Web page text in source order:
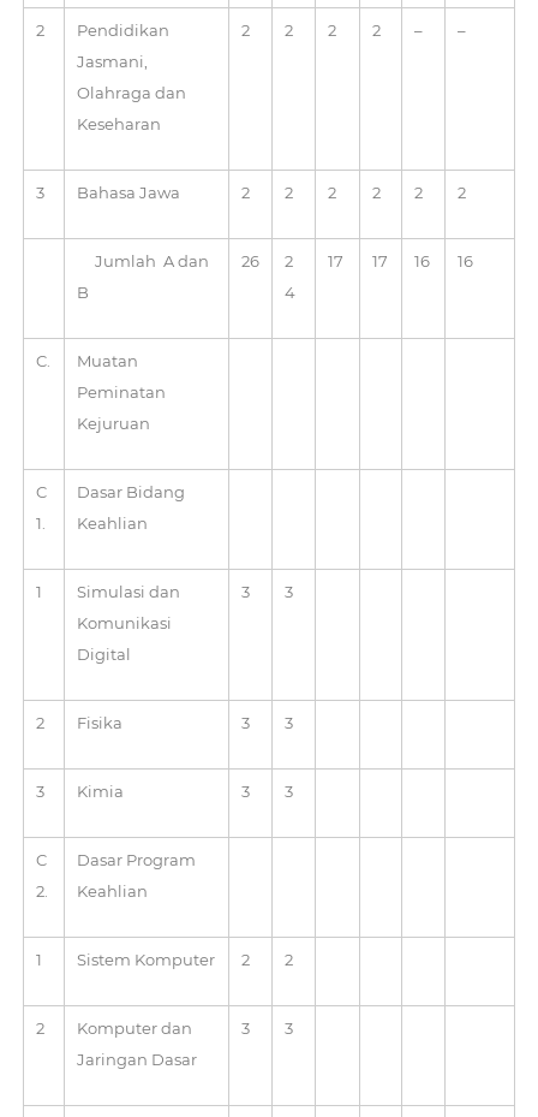
2
Pendidikan
Jasmani,
Olahraga dan
Keseharan
2 2 2 2 – –
3 Bahasa Jawa 2 2 2 2 2 2
Jumlah A dan
B
26
2
4
17 17 16 16
C.
Muatan
Peminatan
Kejuruan
C
1.
Dasar Bidang
Keahlian
1
Simulasi dan
Komunikasi
Digital
3 3
2 Fisika 3 3
3 Kimia 3 3
C
2.
Dasar Program
Keahlian
1 Sistem Komputer 2 2
2
Komputer dan
Jaringan Dasar
3 3